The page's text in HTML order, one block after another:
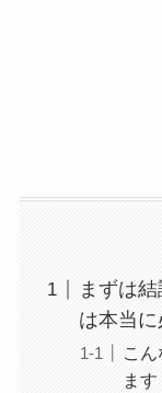
まずは
は本当に
こ
ます